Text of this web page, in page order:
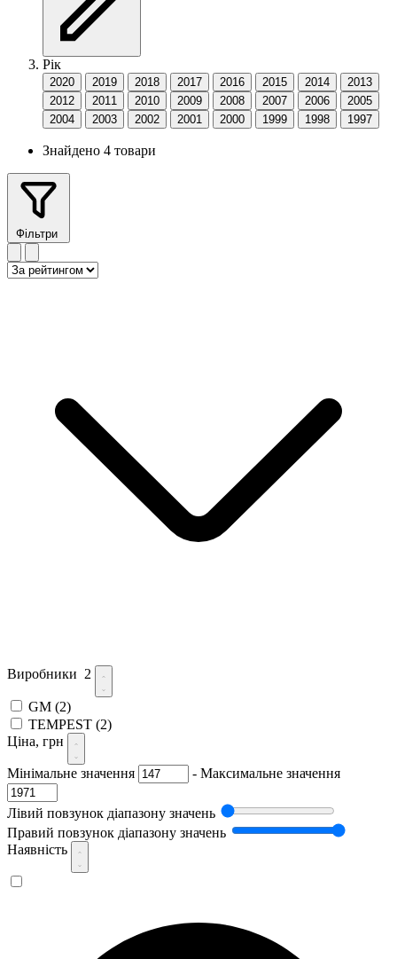
Рік
2020 2019 2018 2017 2016 2015 2014
2013
2012
2011 2010 2009 2008 2007 2006
2005
2004
2003 2002 2001 2000 1999 1998 1997
Знайдено 4 товари
Фільтри
Виробники 2
GM (2)
TEMPEST (2)
Ціна, грн
Мінімальне значення - Максимальне значення
Лівий повзунок діапазону значень
Правий повзунок діапазону значень
Наявність